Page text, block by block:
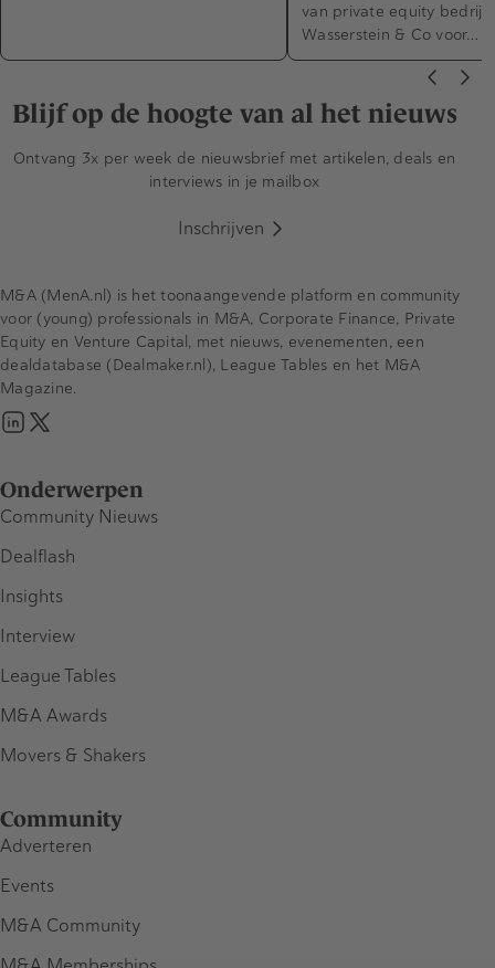
van private equity bedrijf
Wasserstein & Co voor…
Blijf op de hoogte van al het nieuws
Ontvang 3x per week de nieuwsbrief met artikelen, deals en
interviews in je mailbox
Inschrijven
Onderwerpen
Community Nieuws
Dealflash
Insights
Interview
League Tables
M&A Awards
Movers & Shakers
Community
Adverteren
Events
M&A Community
M&A (MenA.nl) is het toonaangevende platform en community
voor (young) professionals in M&A, Corporate Finance, Private
Equity en Venture Capital, met nieuws, evenementen, een
dealdatabase (Dealmaker.nl), League Tables en het M&A
Magazine.